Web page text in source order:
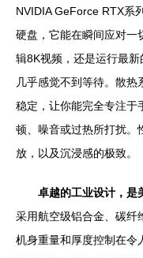
NVIDIA GeForce RTX系
硬盘，它能在瞬间应对一
辑8K视频，还是运行最新
几乎感觉不到等待。散
稳定，让你能完全专注于
顿、噪音或过热所打扰。
放，以及沉浸感的极致。
卓越的工业设计，是
采用航空级铝合金、碳纤
机身重量和厚度控制在令